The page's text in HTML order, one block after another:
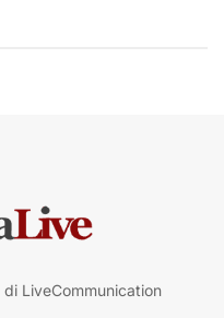
LiveCommunication